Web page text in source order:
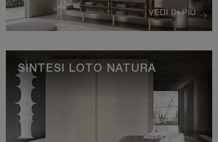
VEDI DI PIÙ
SINTESI LOTO NATURA